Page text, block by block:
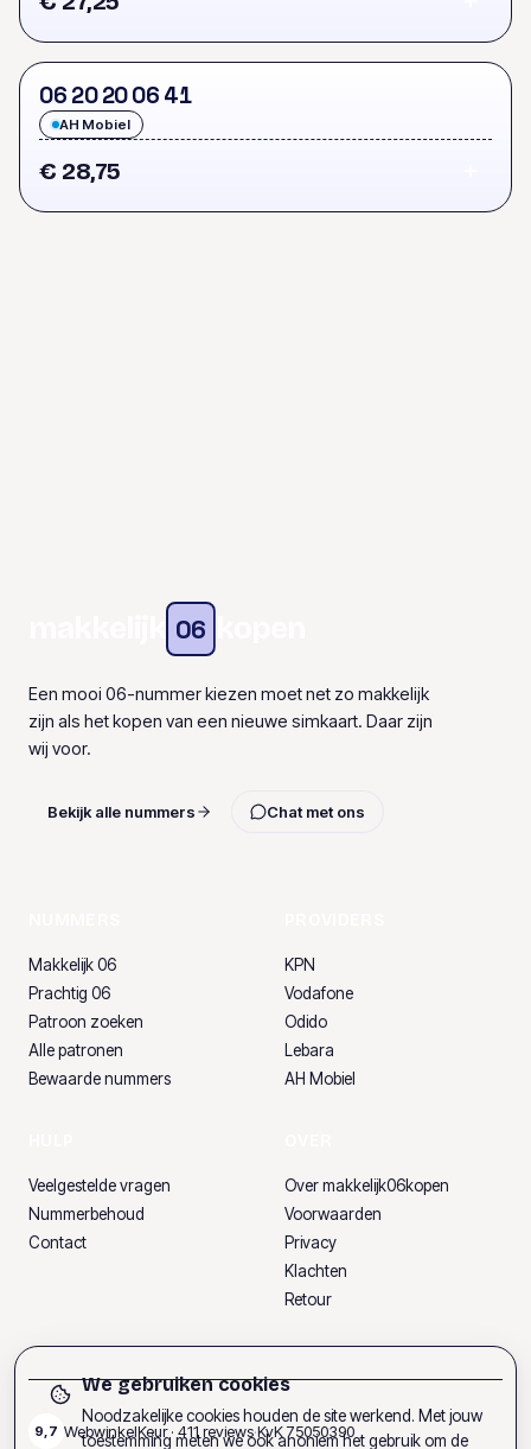
06 202006 41
AH Mobiel
€ 28,75
06
Een mooi 06-nummer kiezen moet net zo makkelijk
zijn als het kopen van een nieuwe simkaart. Daar zijn
wij voor.
Bekijk alle nummers Chat met ons
Makkelijk 06
Prachtig 06
Patroon zoeken
Alle patronen
Bewaarde nummers
KPN
Vodafone
Odido
Lebara
AH Mobiel
Veelgestelde vragen
Nummerbehoud
Contact
Over makkelijk06kopen
Voorwaarden
Privacy
Klachten
Retour
9,7 WebwinkelKeur · 411reviews·KvK75050390
We gebruiken cookies
Noodzakelijke cookies houden de site werkend. Met jouw
toestemming meten we ook anoniem het gebruik om de